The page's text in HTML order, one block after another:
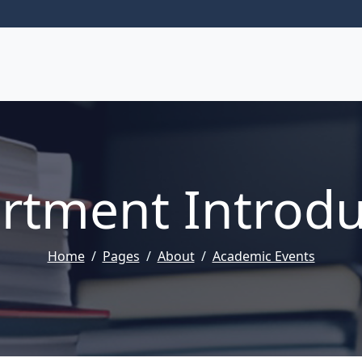
Home Pages About Academic Events